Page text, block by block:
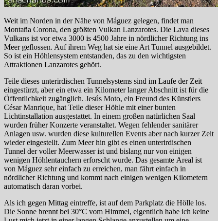
Weit im Norden in der Nähe von Máguez gelegen, findet man
Montaña Corona, den größten Vulkan Lanzarotes. Die Lava dieses
Vulkans ist vor etwa 3000 is 4500 Jahre in nördlicher Richtung ins
Meer geflossen. Auf ihrem Weg hat sie eine Art Tunnel ausgebildet.
So ist ein Höhlensystem entstanden, das zu den wichtigsten
Attraktionen Lanzarotes gehört.
Teile dieses unterirdischen Tunnelsystems sind im Laufe der Zeit
eingestürzt, aber ein etwa ein Kilometer langer Abschnitt ist für die
Öffentlichkeit zugänglich. Jesús Moto, ein Freund des Künstlers
César Manrique, hat Teile dieser Höhle mit einer bunten
Lichtinstallation ausgestattet. In einem großen natürlichen Saal
wurden früher Konzerte veranstaltet. Wegen fehlender sanitärer
Anlagen usw. wurden diese kulturellen Events aber nach kurzer Zeit
wieder eingestellt. Zum Meer hin gibt es einen unterirdischen
Tunnel der voller Meerwasser ist und bislang nur von einigen
wenigen Höhlentauchern erforscht wurde. Das gesamte Areal ist
von Máguez sehr einfach zu erreichen, man fährt einfach in
nördlicher Richtung und kommt nach einigen wenigen Kilometern
automatisch daran vorbei.
Als ich gegen Mittag eintreffe, ist auf dem Parkplatz die Hölle los.
Die Sonne brennt bei 30°C vom Himmel, eigentlich habe ich keine